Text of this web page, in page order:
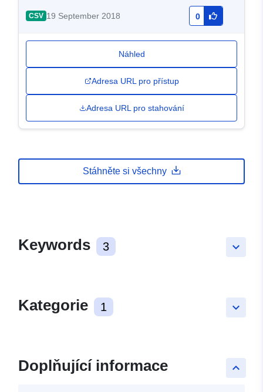
CSV 19 September 2018 0
Náhled
Adresa URL pro přístup
Adresa URL pro stahování
Stáhněte si všechny
keyboard_arrow_down
Keywords 3
keyboard_arrow_down
Kategorie 1
keyboard_arrow_up
Doplňující informace